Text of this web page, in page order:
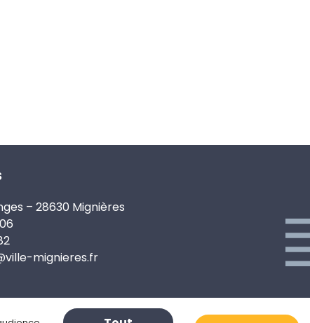
– 28630 Mignières
mignieres.fr